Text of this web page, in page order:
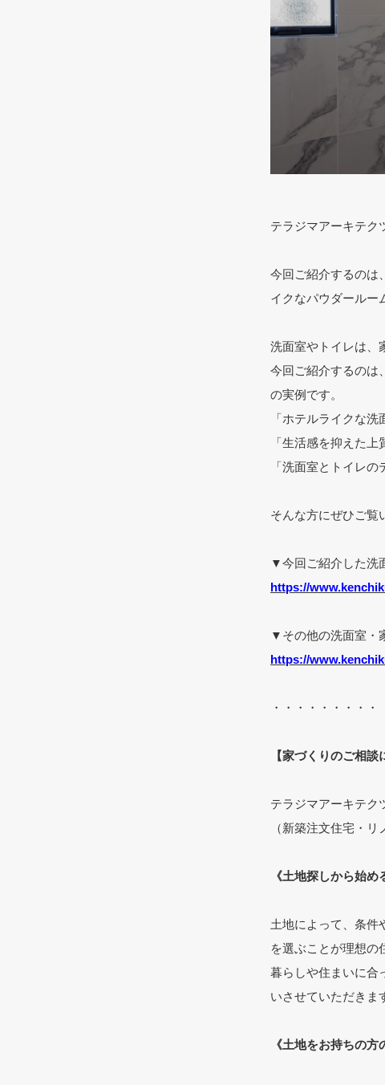
テラジマアーキテク
今回ご紹介するのは
イクなパウダールー
洗面室やトイレは、
今回ご紹介するのは
の実例です。
「ホテルライクな洗
「生活感を抑えた上
「洗面室とトイレの
そんな方にぜひご覧
▼今回ご紹介した洗
https://
▼その他の洗面室・
https://
・・・・・・・・・
【家づくりのご相談
テラジマアーキテク
（新築注文住宅・
《土地探しから始
土地によって、条件
を選ぶことが理想の
暮らしや住まいに合
いさせていただきま
《土地をお持ちの